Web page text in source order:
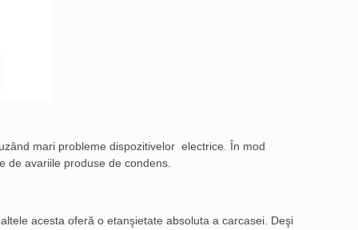
mari probleme dispozitivelor electrice. În mod
de avariile produse de condens.
acesta oferă o etanşietate absoluta a carcasei. Deşi